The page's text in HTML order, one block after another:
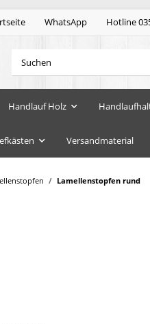
WhatsApp Hotline
Handlauf Holz
Versandmaterial
Lamellenstopfen rund